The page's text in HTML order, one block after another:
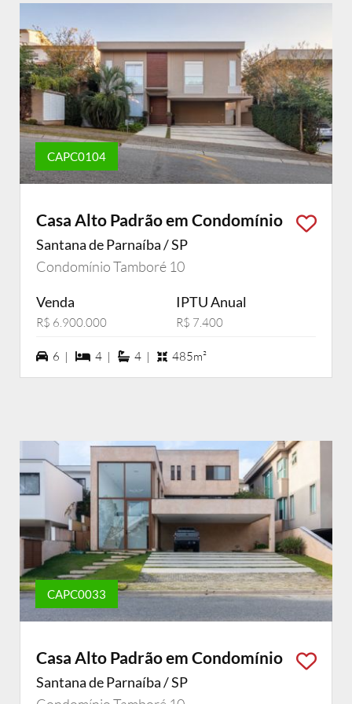
CAPC0104
Casa Alto Padrão em Condomínio
Santana de Parnaíba / SP
Condomínio Tamboré 10
Venda
R$ 6.900.000
IPTU Anual
R$ 7.400
6 vagas na garagem
6 | 4 dormiórios
4 | 4 suítes
4 | 485m²
CAPC0033
Casa Alto Padrão em Condomínio
Santana de Parnaíba / SP